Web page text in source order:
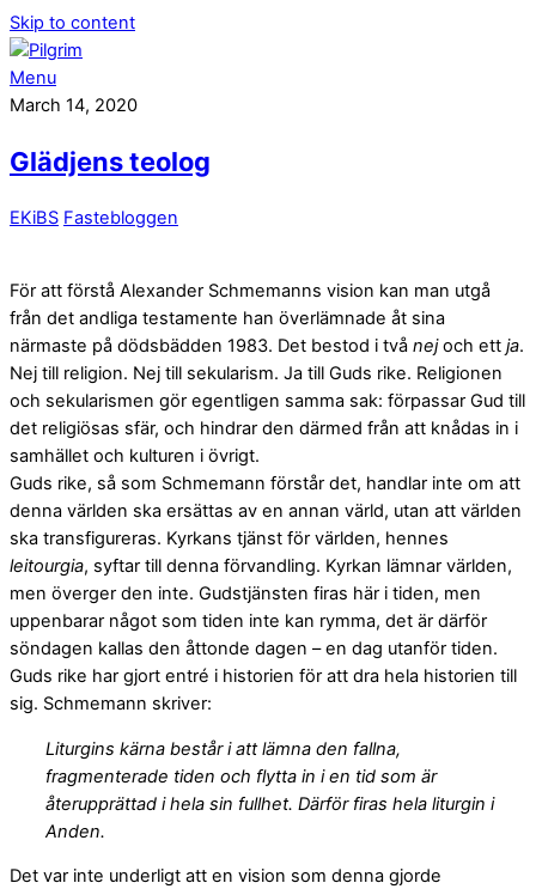
Skip to content
Menu
March 14, 2020
Glädjens teolog
EKiBS Fastebloggen
För att förstå Alexander Schmemanns vision kan man utgå
från det andliga testamente han överlämnade åt sina
närmaste på dödsbädden 1983. Det bestod i två nejoch ett ja.
Nej till religion. Nej till sekularism. Ja till Guds rike. Religionen
och sekularismen gör egentligen samma sak: förpassar Gud till
det religiösas sfär, och hindrar den därmed från att knådas in i
samhället och kulturen i övrigt.
Guds rike, så som Schmemann förstår det, handlar inte om att
denna världen ska ersättas av en annan värld, utan att världen
ska transfigureras. Kyrkans tjänst för världen, hennes
leitourgia, syftar till denna förvandling. Kyrkan lämnar världen,
men överger den inte. Gudstjänsten firas här i tiden, men
uppenbarar något som tiden inte kan rymma, det är därför
söndagen kallas den åttonde dagen – en dag utanför tiden.
Guds rike har gjort entré i historien för att dra hela historien till
sig. Schmemann skriver:
Liturgins kärna består i att lämna den fallna,
fragmenterade tiden och flytta in i en tid som är
återupprättad i hela sin fullhet. Därför firas hela liturgin i
Anden.
Det var inte underligt att en vision som denna gjorde